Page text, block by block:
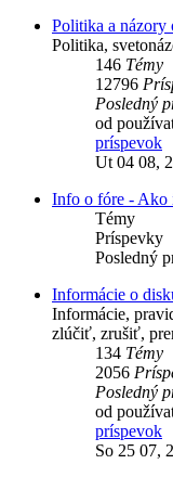
Politika a názory
Politika,
146 Témy
12796
Posledný
od
príspevok
Ut 04 08,
Info o fóre - Ako
Témy
Príspevky
Posledný
Informácie o
Informácie,
zlúčiť, zrušiť,
134 Témy
2056
Posledný
od
príspevok
So 25 07,